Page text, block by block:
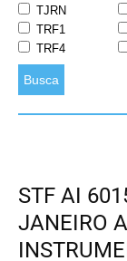
TJRN
TRF1
TRF4
Busca
STF AI
JANEIRO